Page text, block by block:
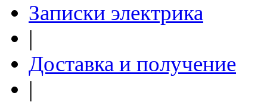
Записки электрика
|
Доставка и получение
|